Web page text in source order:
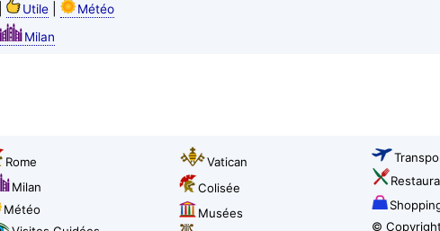
Utile|
Météo
Milan
Rome
Milan
Météo
Vatican
Colisée
Musées
©